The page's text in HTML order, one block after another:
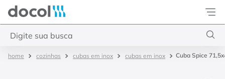
Docol
cozinhas cubas em inox cubas em inox Cuba Spice